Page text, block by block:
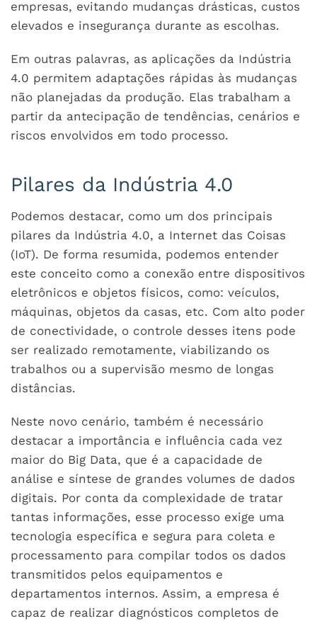
empresas, evitando mudanças drásticas, custos
elevados e insegurança durante as escolhas.
Em outras palavras, as aplicações da Indústria
4.0 permitem adaptações rápidas às mudanças
não planejadas da produção. Elas trabalham a
partir da antecipação de tendências, cenários e
riscos envolvidos em todo processo.
Pilares da Indústria 4.0
Podemos destacar, como um dos principais
pilares da Indústria 4.0, a Internet das Coisas
(IoT). De forma resumida, podemos entender
este conceito como a conexão entre dispositivos
eletrônicos e objetos físicos, como: veículos,
máquinas, objetos da casas, etc. Com alto poder
de conectividade, o controle desses itens pode
ser realizado remotamente, viabilizando os
trabalhos ou a supervisão mesmo de longas
distâncias.
Neste novo cenário, também é necessário
destacar a importância e influência cada vez
maior do Big Data, que é a capacidade de
análise e síntese de grandes volumes de dados
digitais. Por conta da complexidade de tratar
tantas informações, esse processo exige uma
tecnologia específica e segura para coleta e
processamento para compilar todos os dados
transmitidos pelos equipamentos e
departamentos internos. Assim, a empresa é
capaz de realizar diagnósticos completos de